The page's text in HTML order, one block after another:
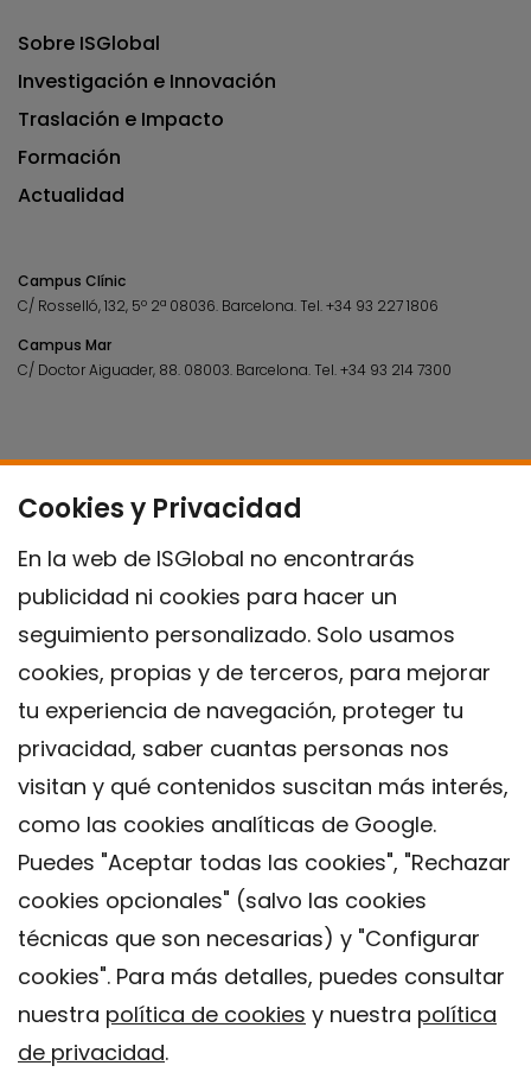
Cookies y Privacidad
En la web de ISGlobal no encontrarás
publicidad ni cookies para hacer un
seguimiento personalizado. Solo usamos
cookies, propias y de terceros, para mejorar
tu experiencia de navegación, proteger tu
privacidad, saber cuantas personas nos
visitan y qué contenidos suscitan más interés,
como las cookies analíticas de Google.
Puedes "Aceptar todas las cookies", "Rechazar
cookies opcionales" (salvo las cookies
técnicas que son necesarias) y "Configurar
cookies". Para más detalles, puedes consultar
nuestra política de cookies y nuestra política
de privacidad.
Sobre ISGlobal
Investigación e Innovación
Traslación e Impacto
Formación
Actualidad
Campus Clínic
C/ Rosselló, 132, 5º 2ª 08036. Barcelona.Tel.+34 93 227 1806
Campus Mar
C/ Doctor Aiguader, 88. 08003. Barcelona.Tel.+34 93 214 7300
Contacto
Política de privacidad
Política de Cookies